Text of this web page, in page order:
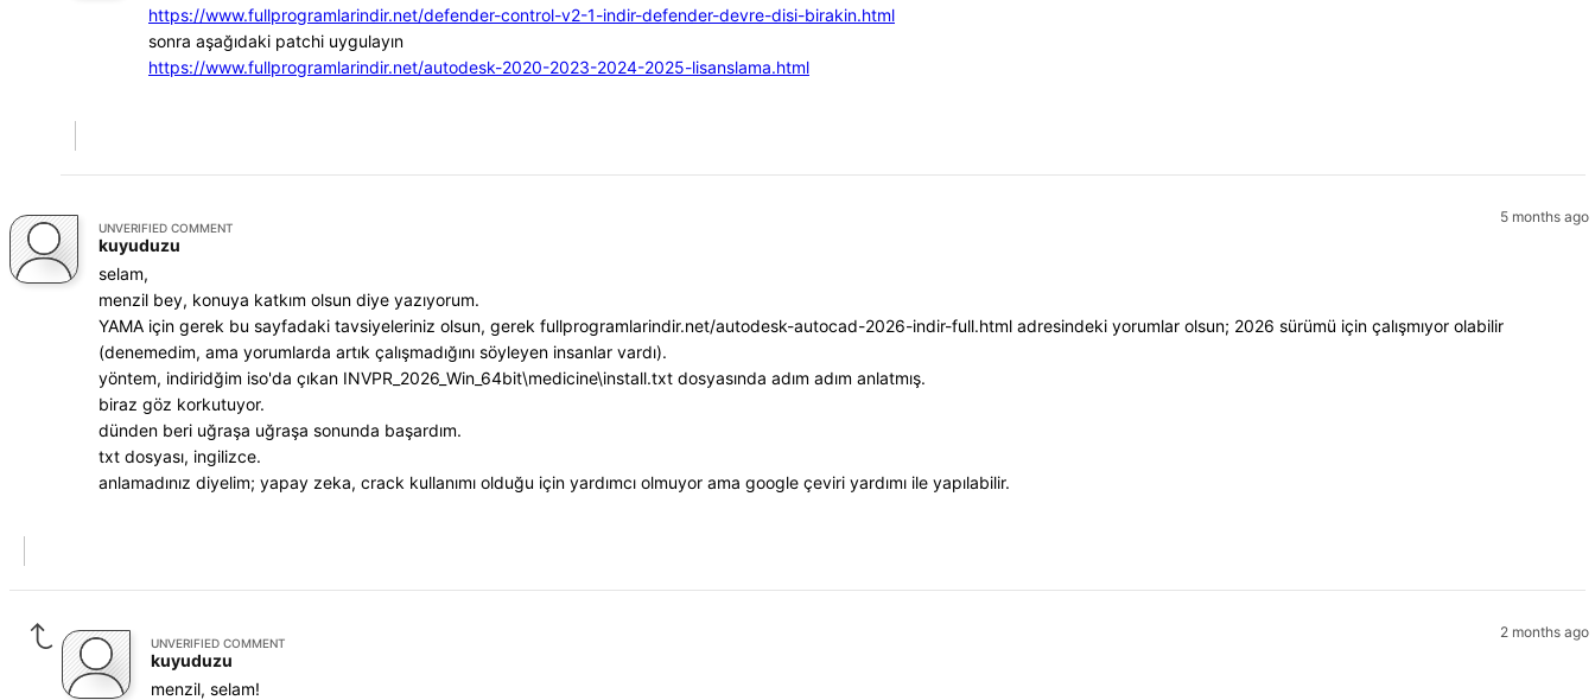
https://www.fullprogramlarindir.net/defender-control-v2-1-indir-defender-devre-disi-birakin.html
sonra aşağıdaki patchi uygulayın
https://www.fullprogramlarindir.net/autodesk-2020-2023-2024-2025-lisanslama.html
5 months ago
UNVERIFIED COMMENT
kuyuduzu
selam,
menzil bey, konuya katkım olsun diye yazıyorum.
YAMA için gerek bu sayfadaki tavsiyeleriniz olsun, gerek fullprogramlarindir.net/autodesk-autocad-2026-indir-full.html adresindeki yorumlar olsun; 2026 sürümü için çalışmıyor olabilir
(denemedim, ama yorumlarda artık çalışmadığını söyleyen insanlar vardı).
yöntem, indiridğim iso'da çıkan INVPR_2026_Win_64bit\medicine\install.txt dosyasında adım adım anlatmış.
biraz göz korkutuyor.
dünden beri uğraşa uğraşa sonunda başardım.
txt dosyası, ingilizce.
anlamadınız diyelim; yapay zeka, crack kullanımı olduğu için yardımcı olmuyor ama google çeviri yardımı ile yapılabilir.
2 months ago
UNVERIFIED COMMENT
kuyuduzu
menzil, selam!